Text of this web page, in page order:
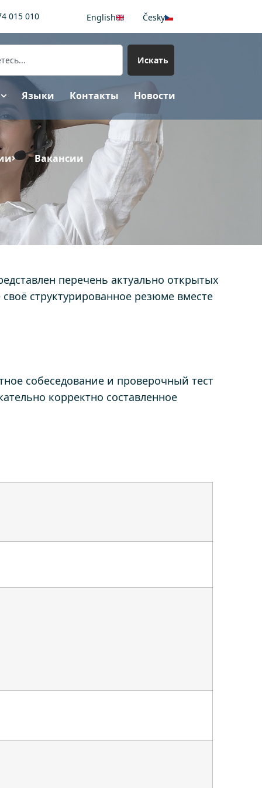
015 010 English Česky
Искать
Языки Контакты Новости
Вакансии
перечень актуально открытых
структурированное резюме вместе
собеседование и проверочный тест
корректно составленное